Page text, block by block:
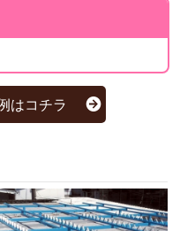
はコチラ